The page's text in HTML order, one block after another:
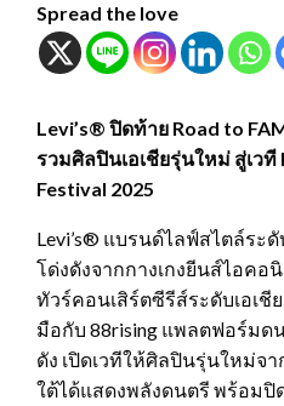
Spread the love
Levi’s® ปิดท้าย Road to
รวมศิลปินเอเชียรุ่นใหม่ สู่เวที
Festival 2025
Levi’s® แบรนด์ไลฟ์สไตล์ระ
โด่งดังจากกางเกงยีนส์ไอคอ
ทัวร์คอนเสิร์ตซีรีส์ระดับเอเชีย
มือกับ 88rising แพลตฟอร์มด
ดัง เปิดเวทีให้ศิลปินรุ่นใหม่จ
ใต้ได้แสดงพลังดนตรี พร้อม